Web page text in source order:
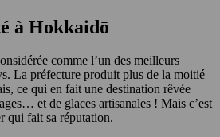
à Hokkaidō
comme l’un des meilleurs
La préfecture produit plus de la moitié
ce qui en fait une destination rêvée
et de glaces artisanales ! Mais c’est
qui fait sa réputation.